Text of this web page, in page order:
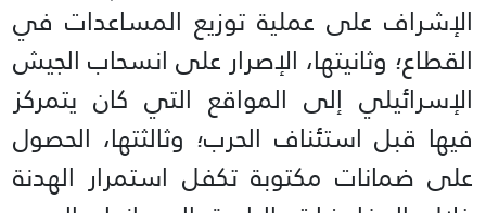
الإشراف على عملية توزيع المساعدات في
القطاع؛ وثانيتها، الإصرار على انسحاب الجيش
الإسرائيلي إلى المواقع التي كان يتمركز
فيها قبل استئناف الحرب؛ وثالثتها، الحصول
على ضمانات مكتوبة تكفل استمرار الهدنة